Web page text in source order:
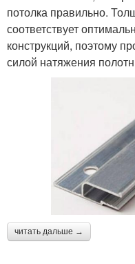
потолка правильно.
соответствует
конструкций, поэтому
силой натяжения
читать дальше →